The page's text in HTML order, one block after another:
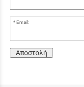
Email:
Αποστολή